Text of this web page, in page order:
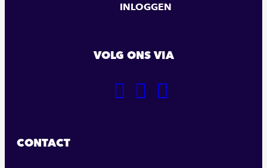
INLOGGEN
VOLG ONS VIA
GA
GA
CONTACT